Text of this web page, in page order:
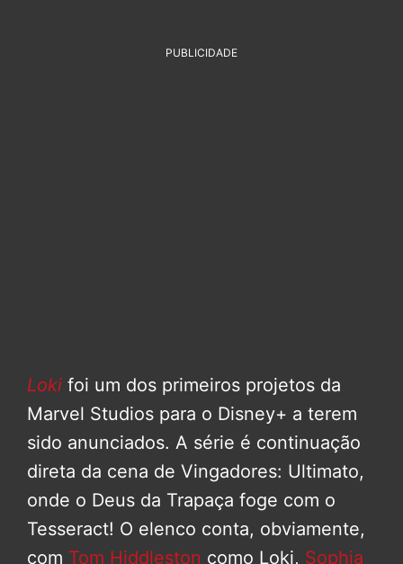
PUBLICIDADE
Loki foi um dos primeiros projetos da
Marvel Studios para o Disney+ a terem
sido anunciados. A série é continuação
direta da cena de Vingadores: Ultimato,
onde o Deus da Trapaça foge com o
Tesseract! O elenco conta, obviamente,
com Tom Hiddleston como Loki, Sophia